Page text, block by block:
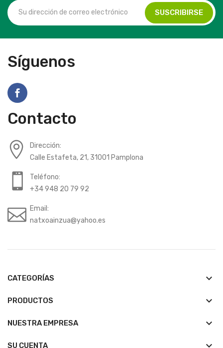
Síguenos
Contacto
Dirección:
Calle Estafeta, 21, 31001 Pamplona
Teléfono:
+34 948 20 79 92
Email:
natxoainzua@yahoo.es
CATEGORÍAS keyboard_arrow_down
PRODUCTOS keyboard_arrow_down
NUESTRA EMPRESA keyboard_arrow_down
SU CUENTA